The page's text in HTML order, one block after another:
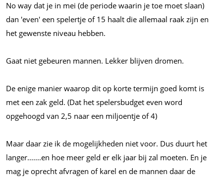
No way dat je in mei (de periode waarin je toe moet slaan)
dan 'even' een spelertje of 15 haalt die allemaal raak zijn en
het gewenste niveau hebben.
Gaat niet gebeuren mannen. Lekker blijven dromen.
De enige manier waarop dit op korte termijn goed komt is
met een zak geld. (Dat het spelersbudget even word
opgehoogd van 2,5 naar een miljoentje of 4)
Maar daar zie ik de mogelijkheden niet voor. Dus duurt het
langer.......en hoe meer geld er elk jaar bij zal moeten. En je
mag je oprecht afvragen of karel en de mannen daar de